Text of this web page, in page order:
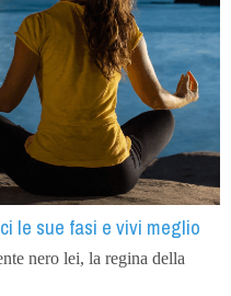
le sue fasi e vivi meglio
nero lei, la regina della